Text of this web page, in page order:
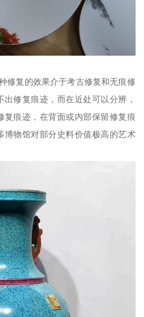
修复的效果介于考古修复和无痕修
修复痕迹，而在近处可以分辨，
复痕迹，在背面或内部保留修复痕
博物馆对部分史料价值极高的艺术